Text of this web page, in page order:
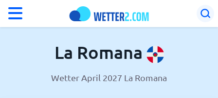
Wetter in La Romana
La Romana
Wetter April 2027 La Romana